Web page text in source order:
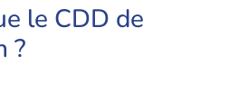
le CDD de
?